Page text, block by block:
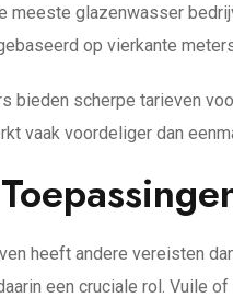
meeste glazenwasser
op vierkante
bieden scherpe tarieven
vaak voordeliger dan
heeft andere vereisten
een cruciale rol. Vuile